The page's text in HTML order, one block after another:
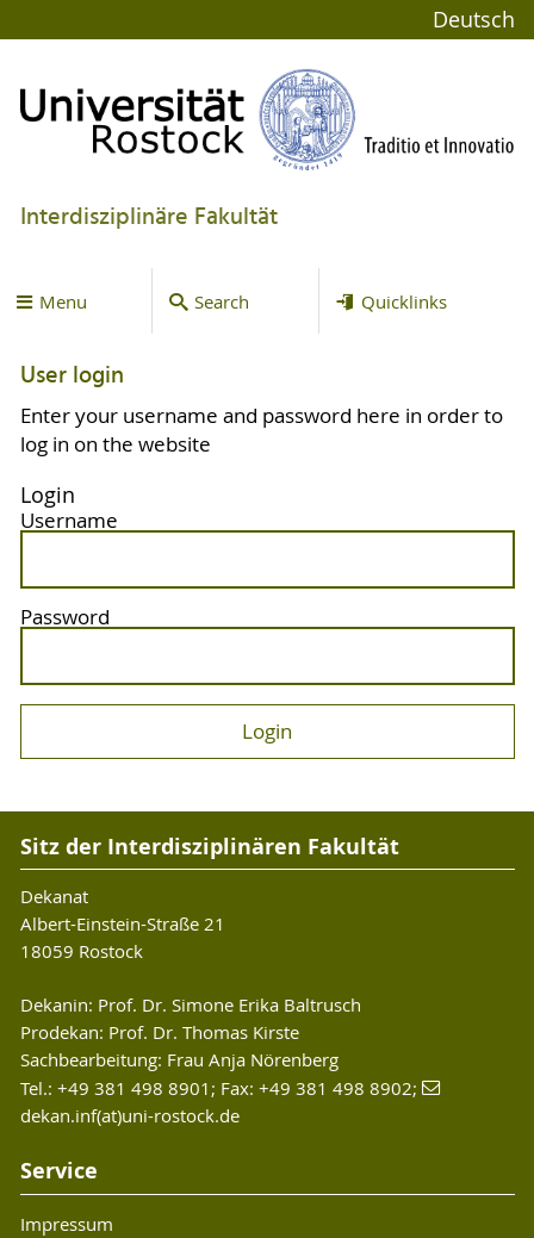
Deutsch
Interdisziplinäre Fakultät
Menu Search Quicklinks
User login
Enter your username and password here in order to
log in on the website
Login
Username
Password
Sitz der Interdisziplinären Fakultät
Dekanat
Albert-Einstein-Straße 21
18059 Rostock
Dekanin: Prof. Dr. Simone Erika Baltrusch
Prodekan: Prof. Dr. Thomas Kirste
Sachbearbeitung: Frau Anja Nörenberg
Tel.: +49 381 498 8901; Fax: +49 381 498 8902;
dekan.inf(at)uni-rostock.de
Service
Impressum